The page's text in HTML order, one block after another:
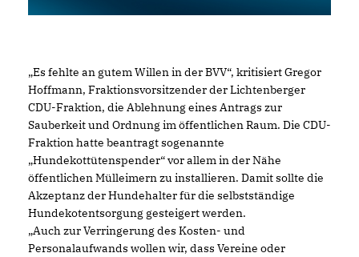
Es fehlte an gutem Willen in der BVV“, kritisiert Gregor
Hoffmann, Fraktionsvorsitzender der Lichtenberger
CDU-Fraktion, die Ablehnung eines Antrags zur
Sauberkeit und Ordnung im öffentlichen Raum. Die CDU-
Fraktion hatte beantragt sogenannte
Hundekottütenspender“ vor allem in der Nähe
öffentlichen Mülleimern zu installieren. Damit sollte die
Akzeptanz der Hundehalter für die selbstständige
Hundekotentsorgung gesteigert werden.
Auch zur Verringerung des Kosten- und
Personalaufwands wollen wir, dass Vereine oder